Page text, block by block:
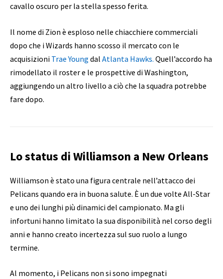
cavallo oscuro per la stella spesso ferita.
Il nome di Zion è esploso nelle chiacchiere commerciali
dopo che i Wizards hanno scosso il mercato con le
acquisizioni Trae Young dal Atlanta Hawks. Quell’accordo ha
rimodellato il roster e le prospettive di Washington,
aggiungendo un altro livello a ciò che la squadra potrebbe
fare dopo.
Lo status di Williamson a New Orleans
Williamson è stato una figura centrale nell’attacco dei
Pelicans quando era in buona salute. È un due volte All-Star
e uno dei lunghi più dinamici del campionato. Ma gli
infortuni hanno limitato la sua disponibilità nel corso degli
anni e hanno creato incertezza sul suo ruolo a lungo
termine.
Al momento, i Pelicans non si sono impegnati